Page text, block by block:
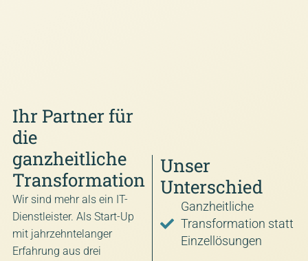
Ihr Partner für
die
ganzheitliche
Transformation
Wir sind mehr als ein IT-
Dienstleister. Als Start-Up
mit jahrzehntelanger
Erfahrung aus drei
Unser
Unterschied
Ganzheitliche
Transformation statt
Einzellösungen